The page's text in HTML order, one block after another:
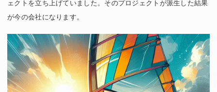
ェクトを立ち上げていました。そのプロジェクトが派生した結果
が今の会社になります。